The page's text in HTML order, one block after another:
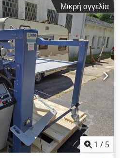
στρογγυλής στοίβας, Έως
Ugdsx Aafek
Μικρή αγγελία
1 / 5